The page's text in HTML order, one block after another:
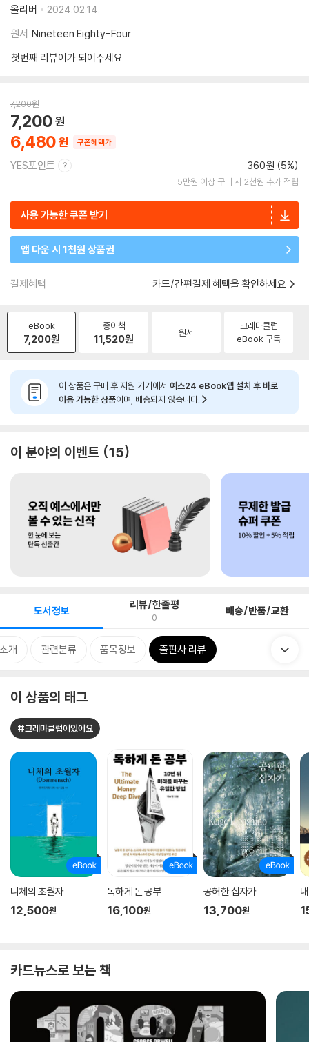
올리버
2024.02.14.
원서 Nineteen Eighty-Four
첫번째 리뷰어가 되어주세요
7,200원
6,480
7,200
쿠폰혜택가
YES포인트 360원 (5%)
5만원 이상 구매 시 2천원 추가 적립
사용 가능한 쿠폰 받기
앱 다운 시 1천원 상품권
결제혜택 카드/간편결제 혜택을 확인하세요
eBook
7,200원
종이책
11,520원 원서
크레마클럽
eBook 구독
이 상품은 구매 후 지원 기기에서 예스24 eBook앱 설치 후 바로
이용 가능한 상품이며, 배송되지 않습니다.
이 분야의 이벤트 15
도서정보 리뷰/한줄평
0 배송/반품/교환
개 관련분류 품목정보 출판사 리뷰
이 상품의 태그
#크레마클럽에있어요
니체의 초월자
12,500원
독하게 돈 공부
16,100원
공허한 십자가
13,700원
카드뉴스로 보는 책